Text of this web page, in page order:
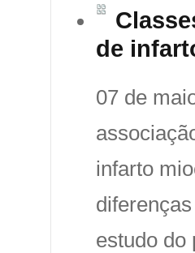
de
07 de
infarto
estudo do